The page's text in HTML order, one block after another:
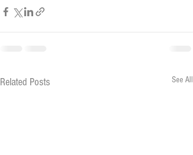
Related Posts See All